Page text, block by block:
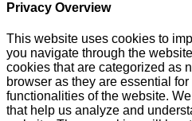
Privacy Overview
This website uses cookies to
you navigate through the
cookies that are categorized as
browser as they are essential
functionalities of the website.
that help us analyze and